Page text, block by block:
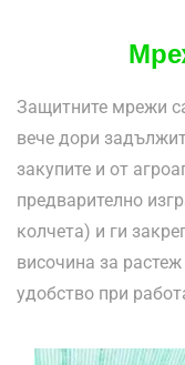
Защитните мрежи
вече дори
закупите и от
предварително
колчета) и ги
височина за
удобство при